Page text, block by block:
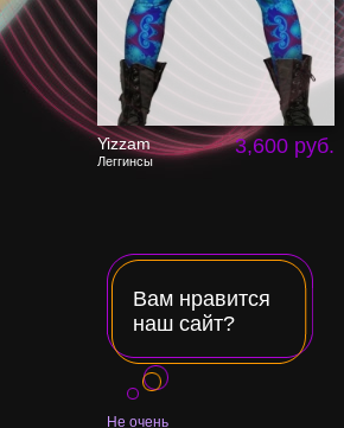
Yizzam
Леггинсы
3,600 руб.
Вам нравится
наш сайт?
Не очень